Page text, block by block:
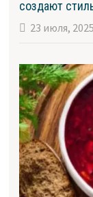
создают
23 июля, 2025